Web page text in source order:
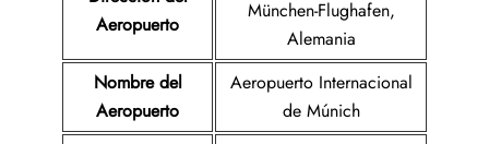
Aeropuerto
München-Flughafen,
Alemania
Nombre del
Aeropuerto
Aeropuerto Internacional
de Múnich